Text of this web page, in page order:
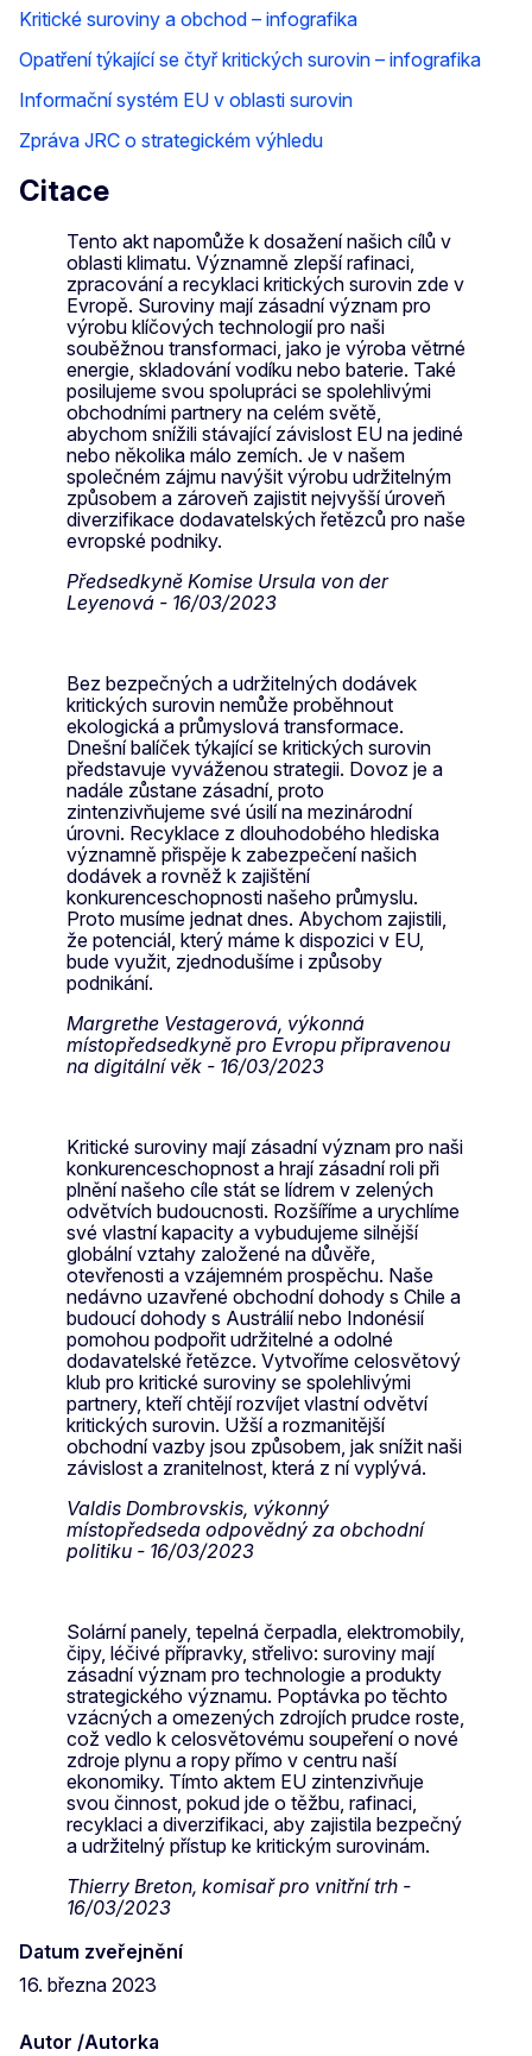
Kritické suroviny a obchod – infografika
Opatření týkající se čtyř kritických surovin – infografika
Informační systém EU v oblasti surovin
Zpráva JRC o strategickém výhledu
Citace
Tento akt napomůže k dosažení našich cílů v
oblasti klimatu. Významně zlepší rafinaci,
zpracování a recyklaci kritických surovin zde v
Evropě. Suroviny mají zásadní význam pro
výrobu klíčových technologií pro naši
souběžnou transformaci, jako je výroba větrné
energie, skladování vodíku nebo baterie. Také
posilujeme svou spolupráci se spolehlivými
obchodními partnery na celém světě,
abychom snížili stávající závislost EU na jediné
nebo několika málo zemích. Je v našem
společném zájmu navýšit výrobu udržitelným
způsobem a zároveň zajistit nejvyšší úroveň
diverzifikace dodavatelských řetězců pro naše
evropské podniky.
Předsedkyně Komise Ursula von der
Leyenová - 16/03/2023
Bez bezpečných a udržitelných dodávek
kritických surovin nemůže proběhnout
ekologická a průmyslová transformace.
Dnešní balíček týkající se kritických surovin
představuje vyváženou strategii. Dovoz je a
nadále zůstane zásadní, proto
zintenzivňujeme své úsilí na mezinárodní
úrovni. Recyklace z dlouhodobého hlediska
významně přispěje k zabezpečení našich
dodávek a rovněž k zajištění
konkurenceschopnosti našeho průmyslu.
Proto musíme jednat dnes. Abychom zajistili,
že potenciál, který máme k dispozici v EU,
bude využit, zjednodušíme i způsoby
podnikání.
Margrethe Vestagerová, výkonná
místopředsedkyně pro Evropu připravenou
na digitální věk - 16/03/2023
Kritické suroviny mají zásadní význam pro naši
konkurenceschopnost a hrají zásadní roli při
plnění našeho cíle stát se lídrem v zelených
odvětvích budoucnosti. Rozšíříme a urychlíme
své vlastní kapacity a vybudujeme silnější
globální vztahy založené na důvěře,
otevřenosti a vzájemném prospěchu. Naše
nedávno uzavřené obchodní dohody s Chile a
budoucí dohody s Austrálií nebo Indonésií
pomohou podpořit udržitelné a odolné
dodavatelské řetězce. Vytvoříme celosvětový
klub pro kritické suroviny se spolehlivými
partnery, kteří chtějí rozvíjet vlastní odvětví
kritických surovin. Užší a rozmanitější
obchodní vazby jsou způsobem, jak snížit naši
závislost a zranitelnost, která z ní vyplývá.
Valdis Dombrovskis, výkonný
místopředseda odpovědný za obchodní
politiku - 16/03/2023
Solární panely, tepelná čerpadla, elektromobily,
čipy, léčivé přípravky, střelivo: suroviny mají
zásadní význam pro technologie a produkty
strategického významu. Poptávka po těchto
vzácných a omezených zdrojích prudce roste,
což vedlo k celosvětovému soupeření o nové
zdroje plynu a ropy přímo v centru naší
ekonomiky. Tímto aktem EU zintenzivňuje
svou činnost, pokud jde o těžbu, rafinaci,
recyklaci a diverzifikaci, aby zajistila bezpečný
a udržitelný přístup ke kritickým surovinám.
Thierry Breton, komisař pro vnitřní trh -
16/03/2023
Datum zveřejnění
16. března 2023
Autor /Autorka